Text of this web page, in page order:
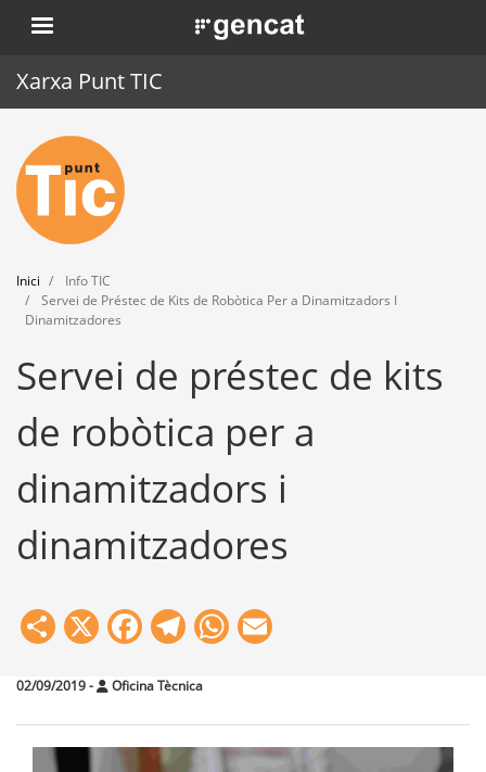
Vés
al
. Obre en una nova finestra.
Xarxa Punt TIC
Inici
Punt TIC
Actualitat
Agenda
Eines
Inici
Info TIC
Servei de Préstec de Kits de Robòtica Per a Dinamitzadors I
Dinamitzadores
Servei de préstec de kits
de robòtica per a
dinamitzadors i
dinamitzadores
Share
X Facebook
Telegram
WhatsApp
02/09/2019- Oficina Tècnica